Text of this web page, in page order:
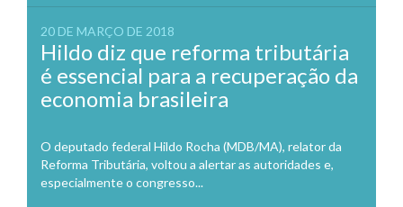
20 DE MARÇO DE 2018
Hildo diz que reforma tributária
é essencial para a recuperação da
economia brasileira
O deputado federal Hildo Rocha (MDB/MA), relator da
Reforma Tributária, voltou a alertar as autoridades e,
especialmente o congresso...